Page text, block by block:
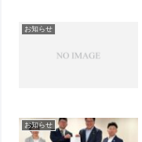
お知らせ
お知らせ